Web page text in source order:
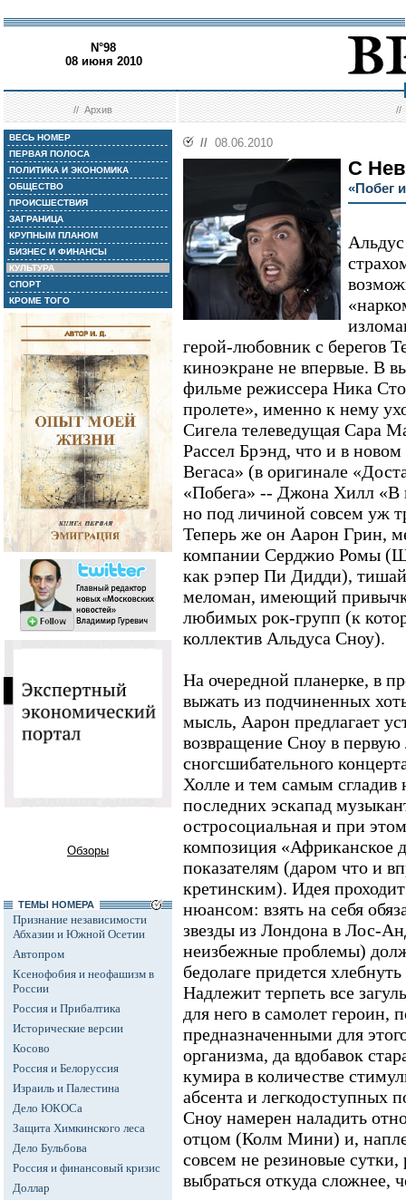
N°98
08 июня 2010
//Архив //
ВЕСЬ НОМЕР
ПЕРВАЯ ПОЛОСА
ПОЛИТИКА И ЭКОНОМИКА
ОБЩЕСТВО
ПРОИСШЕСТВИЯ
ЗАГРАНИЦА
КРУПНЫМ ПЛАНОМ
БИЗНЕС И ФИНАНСЫ
КУЛЬТУРА
СПОРТ
КРОМЕ ТОГО
Обзоры
ТЕМЫ НОМЕРА
Признание независимости
Абхазии и Южной Осетии
Автопром
Ксенофобия и неофашизм в
России
Россия и Прибалтика
Исторические версии
Косово
Россия и Белоруссия
Израиль и Палестина
Дело ЮКОСа
Защита Химкинского леса
Дело Бульбова
Россия и финансовый кризис
Доллар
// 08.06.2010
С
«Побег
герой-любовник с берегов
киноэкране не впервые. В
фильме режиссера Ника
пролете», именно к нему
Сигела телеведущая Сара
Рассел Брэнд, что и в
Вегаса» (в оригинале
«Побега» -- Джона Хилл «В
но под личиной совсем уж
Теперь же он Аарон Грин,
компании Серджио Ромы
как рэпер Пи Дидди),
меломан, имеющий
любимых рок-групп (к
коллектив Альдуса Сноу).
На очередной планерке, в
выжать из подчиненных
мысль, Аарон предлагает
возвращение Сноу в
сногсшибательного
Холле и тем самым
последних эскапад
остросоциальная и при
композиция «Африканское
показателям (даром что и
кретинским). Идея
нюансом: взять на себя
звезды из Лондона в Лос-
неизбежные проблемы)
бедолаге придется
Надлежит терпеть все
для него в самолет героин,
предназначенными для
организма, да вдобавок
кумира в количестве
абсента и легкодоступных
Сноу намерен наладить
отцом (Колм Мини) и,
совсем не резиновые
выбраться откуда сложнее,